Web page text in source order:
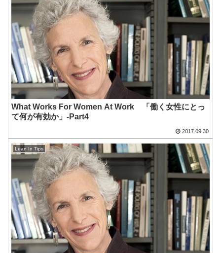
What Works For Women At Work 「働く女性にとっ
て何が有効か」-Part4
2017.09.30
Lean In Tips